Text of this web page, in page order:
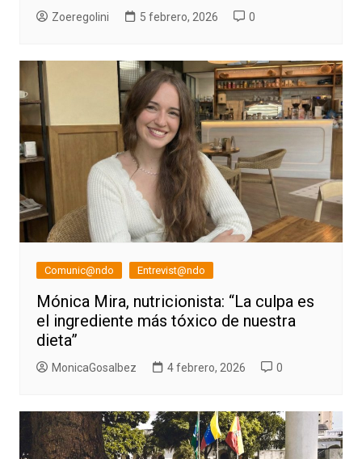
Zoeregolini 5 febrero, 2026 0
Comunic@ndo Entrevist@ndo
Mónica Mira, nutricionista: “La culpa es
el ingrediente más tóxico de nuestra
dieta”
MonicaGosalbez 4 febrero, 2026 0